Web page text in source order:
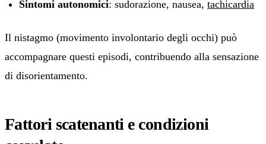
Sintomi autonomici: sudorazione, nausea, tachicardia
Il nistagmo (movimento involontario degli occhi) può
accompagnare questi episodi, contribuendo alla sensazione
di disorientamento.
Fattori scatenanti e condizioni